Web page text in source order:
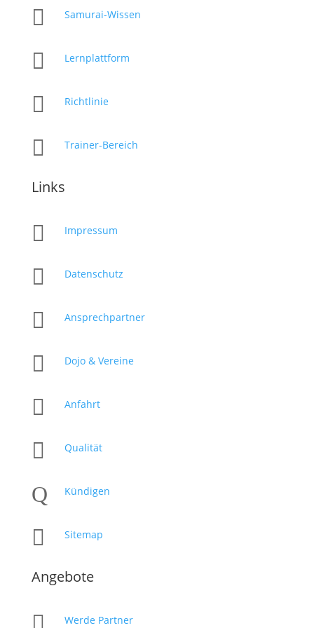
 Samurai-Wissen
 Lernplattform
 Richtlinie
 Trainer-Bereich
Links
 Impressum
 Datenschutz
 Ansprechpartner
 Dojo & Vereine
 Anfahrt
 Qualität
Q Kündigen
 Sitemap
Angebote
Werde Partner